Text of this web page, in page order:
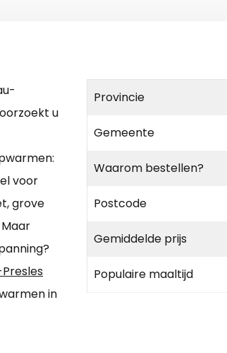
u
voor
grove
in
Provincie
Gemeente
Waarom bestellen?
Postcode
Gemiddelde prijs
Populaire maaltijd